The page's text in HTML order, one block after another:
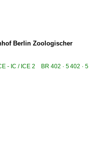
Berlin Zoologischer
- IC / ICE 2 BR 402 · 5 402 · 5